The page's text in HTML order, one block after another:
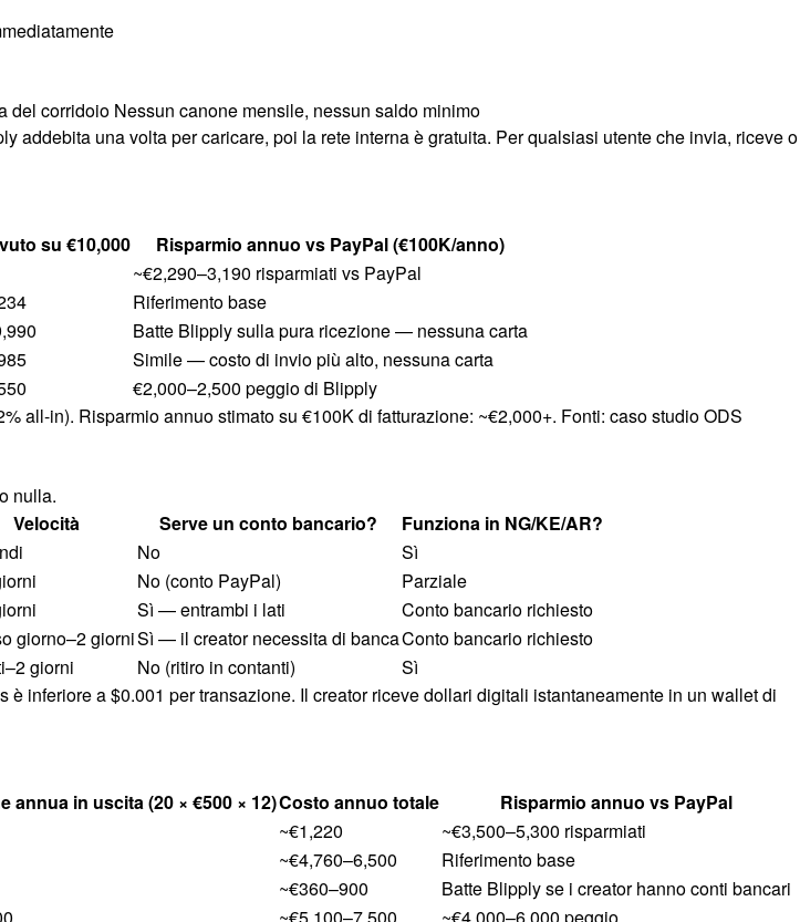
corridoio Nessun canone mensile, nessun saldo minimo
una volta per caricare, poi la rete interna è gratuita. Per qualsiasi utente che invia, riceve o
su €10,000
Risparmio annuo vs PayPal (€100K/anno)
~€2,290–3,190 risparmiati vs PayPal
Riferimento base
Batte Blipply sulla pura ricezione — nessuna carta
Simile — costo di invio più alto, nessuna carta
€2,000–2,500 peggio di Blipply
all-in). Risparmio annuo stimato su €100K di fatturazione: ~€2,000+. Fonti: caso studio ODS
nulla.
Velocità Serve un conto bancario?
Funziona in NG/KE/AR?
No
Sì
No (conto PayPal)
Parziale
Sì — entrambi i lati
Conto bancario richiesto
giorno–2 giorniSì — il creator necessita di bancaConto bancario richiesto
giorni No (ritiro in contanti)
Sì
inferiore a $0.001 per transazione. Il creator riceve dollari digitali istantaneamente in un wallet di
annua in uscita (20 × €500 × 12)Costo annuo totale
Risparmio annuo vs PayPal
~€1,220
~€3,500–5,300 risparmiati
~€4,760–6,500
Riferimento base
~€360–900
Batte Blipply se i creator hanno conti bancari